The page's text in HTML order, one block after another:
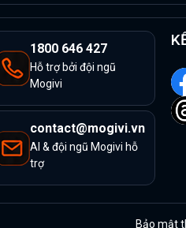
1800 646 427
Hỗ trợ bởi đội ngũ
Mogivi
contact@mogivi.vn
AI & đội ngũ Mogivi hỗ
trợ
Bảo mật